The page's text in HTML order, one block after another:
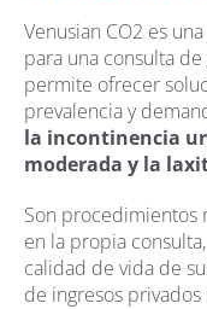
Venusian CO2 es
para una consulta
permite ofrecer
prevalencia y
la incontinencia
moderada y la
Son procedimientos
en la propia
calidad de vida de
de ingresos privados